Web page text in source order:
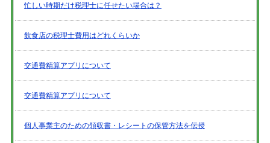
忙しい時期だけ税理士に任せたい場合は？
飲食店の税理士費用はどれくらいか
交通費精算アプリについて
交通費精算アプリについて
個人事業主のための領収書・レシートの保管方法を伝授